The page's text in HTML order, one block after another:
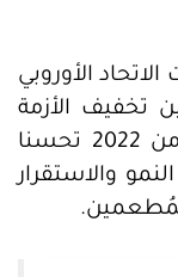
الأوروبي
الربع الأول من 2022 وبين تخفيف الأزمة
المالية، وقد يشهد النصف الثاني من 2022 تحسنا
والاستقرار